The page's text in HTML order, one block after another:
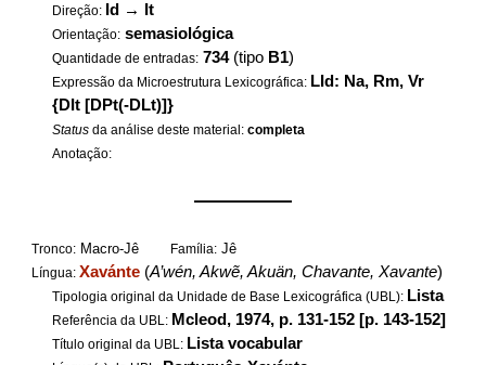
Direção: Id → It
Orientação: semasiológica
Quantidade de entradas: 734(tipo B1)
Expressão da Microestrutura Lexicográfica: LId: Na, Rm, Vr
{DIt [DPt(-DLt)]}
Status da análise deste material:completa
Anotação:
——————
Tronco: Macro-Jê Família: Jê
Língua:Xavánte (A’wén, Akwẽ, Akuän, Chavante, Xavante)
Tipologia original da Unidade de Base Lexicográfica (UBL): Lista
Referência da UBL: Mcleod, 1974, p. 131-152 [p. 143-152]
Título original da UBL: Lista vocabular